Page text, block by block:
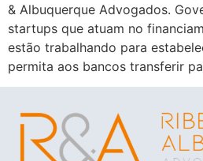
& Albuquerque Advogados.
startups que atuam no
estão trabalhando para
permita aos bancos transferir